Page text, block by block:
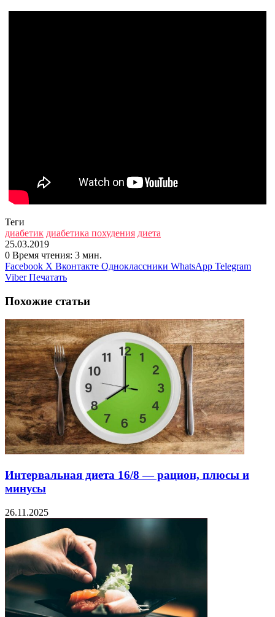
Теги
диабетик диабетика похудения диета
25.03.2019
0 Время чтения: 3 мин.
Facebook X Вконтакте Одноклассники WhatsApp Telegram
Viber Печатать
Похожие статьи
Интервальная диета 16/8 — рацион, плюсы и
минусы
26.11.2025